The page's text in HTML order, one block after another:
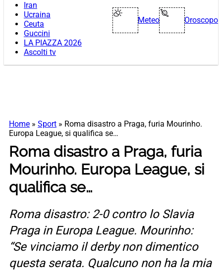
Iran
Ucraina
Ceuta
Guccini
LA PIAZZA 2026
Ascolti tv
Meteo Oroscopo
Home » Sport » Roma disastro a Praga, furia Mourinho.
Europa League, si qualifica se…
Roma disastro a Praga, furia
Mourinho. Europa League, si
qualifica se…
Roma disastro: 2-0 contro lo Slavia
Praga in Europa League. Mourinho:
“Se vinciamo il derby non dimentico
questa serata. Qualcuno non ha la mia